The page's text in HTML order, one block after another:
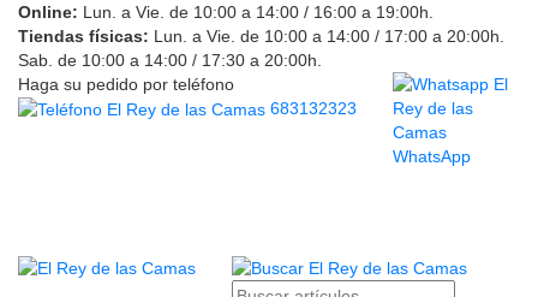
Online: Lun. a Vie. de 10:00 a 14:00 / 16:00 a 19:00h.
Tiendas físicas: Lun. a Vie. de 10:00 a 14:00 / 17:00 a 20:00h.
Sab. de 10:00 a 14:00 / 17:30 a 20:00h.
Haga su pedido por teléfono
683132323
WhatsApp